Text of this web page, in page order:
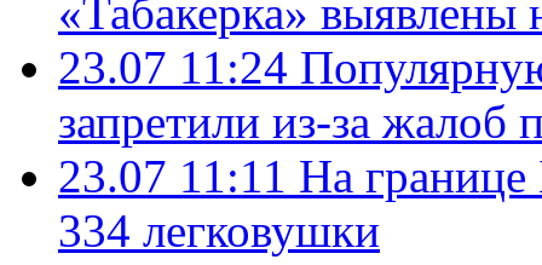
«Табакерка»
23.07 11:24
запретили из-за жалоб
23.07 11:11 На границе
334 легковушки